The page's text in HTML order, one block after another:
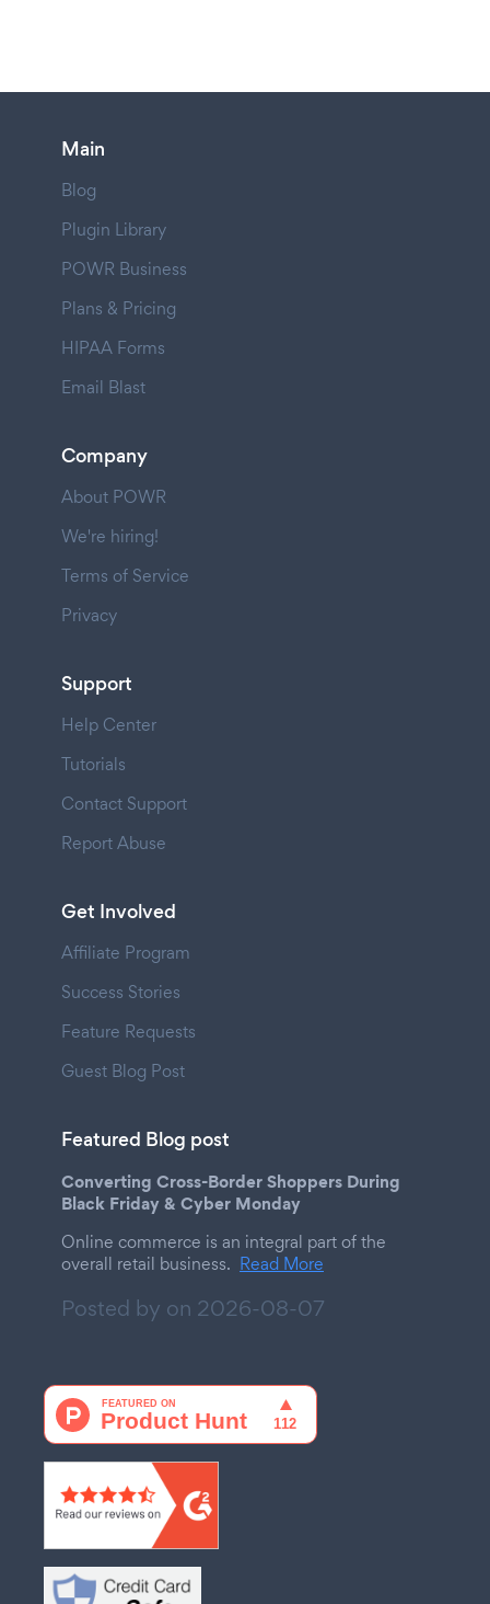
Main
Blog
Plugin Library
POWR Business
Plans & Pricing
HIPAA Forms
Email Blast
Company
About POWR
We're hiring!
Terms of Service
Privacy
Support
Help Center
Tutorials
Contact Support
Report Abuse
Get Involved
Affiliate Program
Success Stories
Feature Requests
Guest Blog Post
Featured Blog post
Converting Cross-Border Shoppers During
Black Friday & Cyber Monday
Online commerce is an integral part of the
overall retail business. Read More
Posted by on 2026-08-07